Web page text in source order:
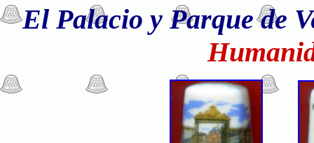
El Palacio y Parque de